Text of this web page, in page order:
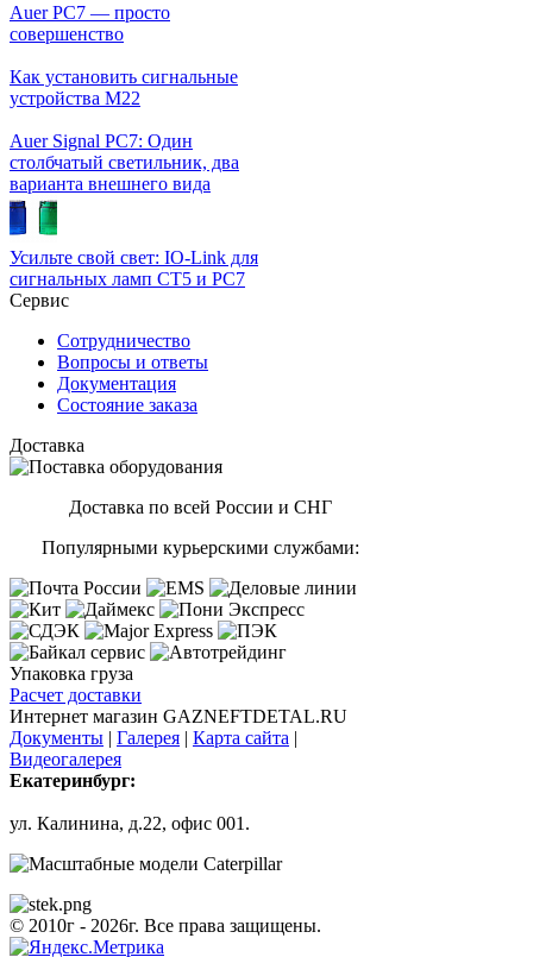
Auer PC7 — просто
совершенство
Как установить сигнальные
устройства М22
Auer Signal PC7: Один
столбчатый светильник, два
варианта внешнего вида
Усильте свой свет: IO-Link для
сигнальных ламп CT5 и PC7
Сервис
Сотрудничество
Вопросы и ответы
Документация
Состояние заказа
Доставка
Доставка по всей России и СНГ
Популярными курьерскими службами:
Упаковка груза
Расчет доставки
Интернет магазин GAZNEFTDETAL.RU
Документы | Галерея | Карта сайта |
Видеогалерея
Екатеринбург:
ул. Калинина, д.22, офис 001.
© 2010г - 2026г. Все права защищены.